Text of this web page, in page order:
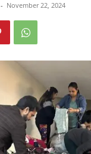
- November 22, 2024